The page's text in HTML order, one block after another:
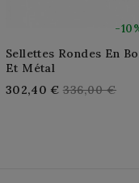
-
Sellettes Rondes En
Et Métal
302,40 € Regular
336,00 €